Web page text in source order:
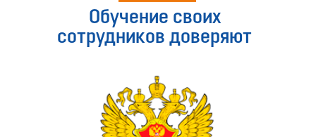
Обучение своих
сотрудников доверяют